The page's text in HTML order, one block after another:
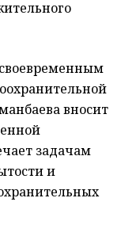
вносит
задачам
и